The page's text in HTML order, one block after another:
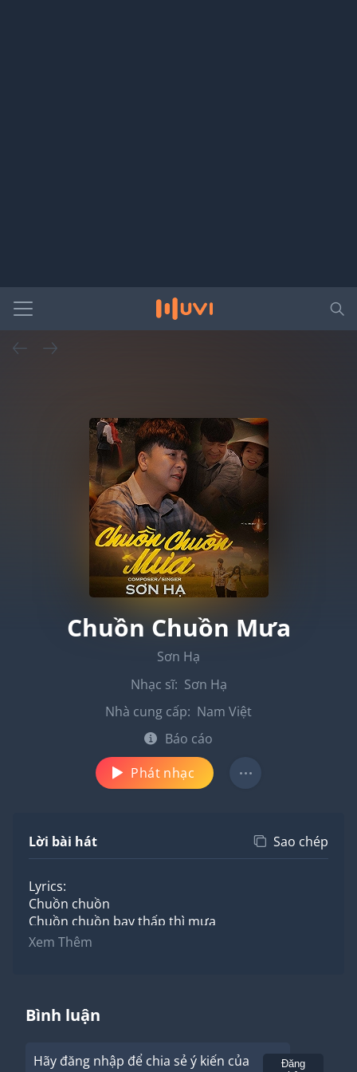
Chuồn Chuồn Mưa
Sơn Hạ
Nhạc sĩ: Sơn Hạ
Nhà cung cấp: Nam Việt
Báo cáo
Phát nhạc
Lời bài hát Sao chép
Lyrics:
Chuồn chuồn
Chuồn chuồn bay thấp thì mưa
bay cao thì nắng
anh giữ được người
Câu muối mặn gừng cay
tay chắc đôi tay
Xem Thêm
Bình luận
Hãy đăng nhập để chia sẻ ý kiến của
Đăng